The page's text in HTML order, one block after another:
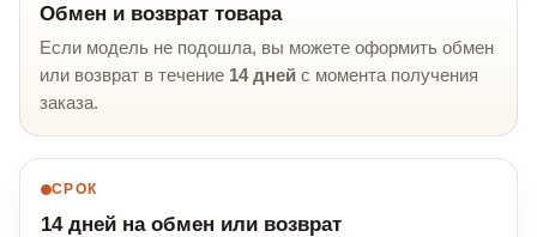
Обмен и возврат товара
Если модель не подошла, вы можете оформить обмен
или возврат в течение 14 дней с момента получения
заказа.
СРОК
14 дней на обмен или возврат